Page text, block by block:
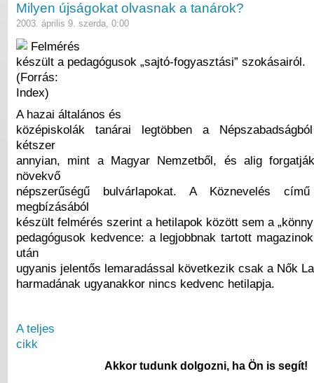
Milyen újságokat olvasnak a tanárok?
2003. április 9. szerda, 0:00
Felmérés
készült a pedagógusok „sajtó-fogyasztási” szokásairól.
(Forrás:
Index)
A hazai általános és
középiskolák tanárai legtöbben a
kétszer
annyian, mint a Magyar Nemzetből, és alig
növekvő
népszerűségű bulvárlapokat. A Köznevelés
megbízásából
készült felmérés szerint a hetilapok között sem a
pedagógusok kedvence: a legjobbnak tartott
után
ugyanis jelentős lemaradással következik csak a Nők
harmadának ugyanakkor nincs kedvenc hetilapja.
A teljes
cikk
Akkor tudunk dolgozni, ha Ön is segít!